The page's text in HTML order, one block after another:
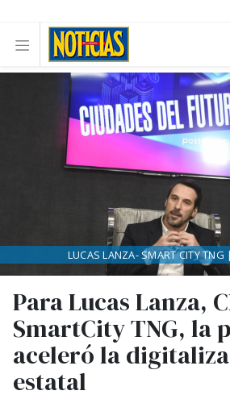
Para Lucas Lanza,
SmartCity TNG, la
aceleró la
estatal
LUCAS LANZA- SMART CITY TNG